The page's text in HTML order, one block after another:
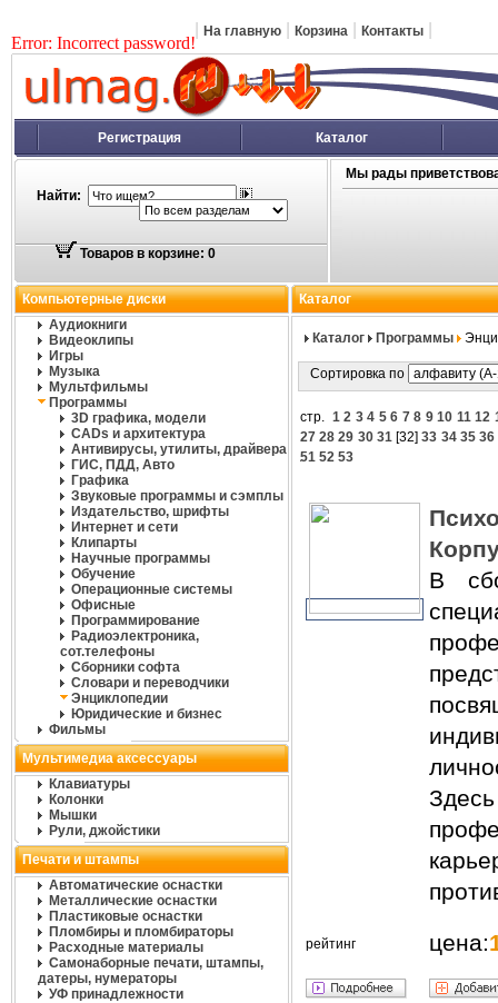
Error: Incorrect password!
На главную Корзина Контакты
Регистрация Каталог
Найти:
Товаров в корзине: 0
Мы рады
Компьютерные диски
Аудиокниги
Видеоклипы
Игры
Музыка
Мультфильмы
Программы
3D графика, модели
CADs и архитектура
Антивирусы, утилиты, драйвера
ГИС, ПДД, Авто
Графика
Звуковые программы и сэмплы
Издательство, шрифты
Интернет и сети
Клипарты
Научные программы
Обучение
Операционные системы
Офисные
Программирование
Радиоэлектроника,
сот.телефоны
Сборники софта
Словари и переводчики
Энциклопедии
Юридические и бизнес
Фильмы
Мультимедиа аксессуары
Клавиатуры
Колонки
Мышки
Рули, джойстики
Печати и штампы
Автоматические оснастки
Металлические оснастки
Пластиковые оснастки
Пломбиры и пломбираторы
Расходные материалы
Самонаборные печати, штампы,
датеры, нумераторы
УФ принадлежности
Каталог
Каталог Программы
Сортировка по
стр. 1 2 3 4 5 6 7 8 9 10 11 12
27 28 29 30 31[32]33 34 35 36
51 52 53
В
рейтинг цена: